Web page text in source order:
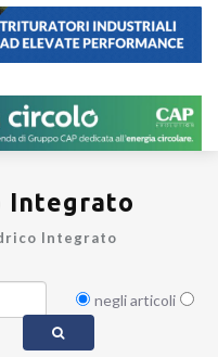
Integrato
Integrato
negli articoli